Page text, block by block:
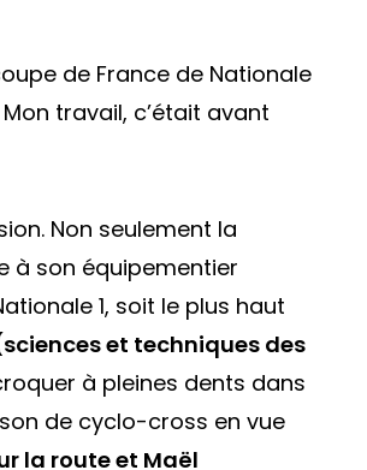
de France de Nationale
travail, c’était avant
Non seulement la
à son équipementier
1, soit le plus haut
et techniques des
à pleines dents dans
de cyclo-cross en vue
la route et Maël